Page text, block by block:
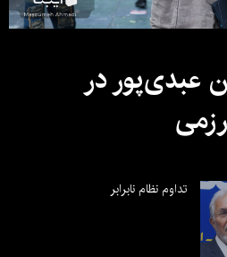
عبدی‌پور در
تداوم نظام نابرابر